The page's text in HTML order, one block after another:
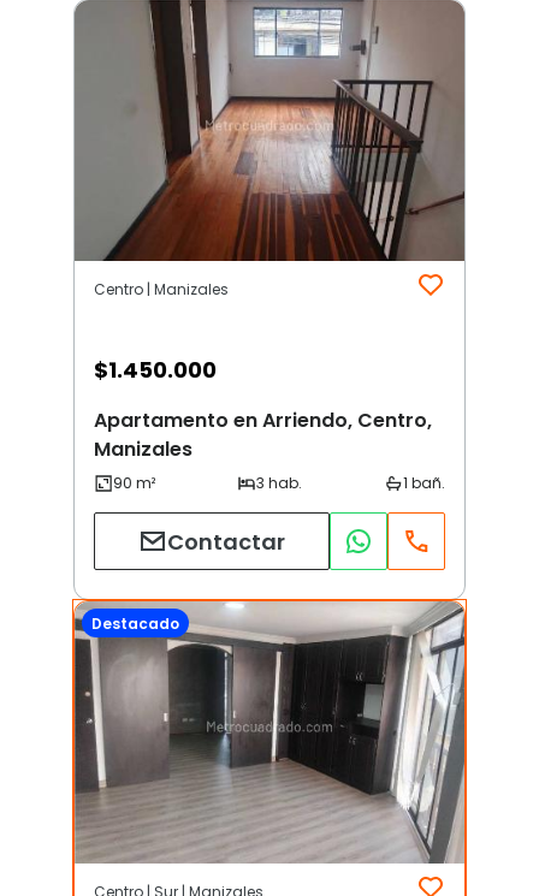
Centro | Manizales
$1.450.000
Apartamento en Arriendo, Centro,
Manizales
Contactar
Destacado
Centro | Sur | Manizales